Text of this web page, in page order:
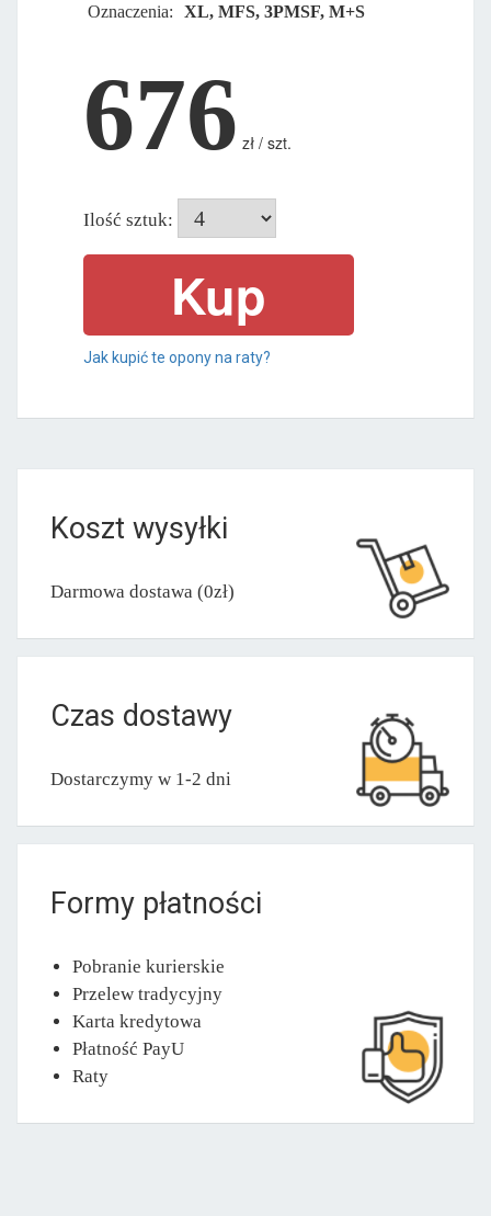
Oznaczenia:
XL, MFS, 3PMSF, M+S
676 zł / szt.
Ilość sztuk:
Jak kupić te opony na raty?
Koszt wysyłki
Darmowa dostawa (0zł)
Czas dostawy
Dostarczymy w 1-2 dni
Formy płatności
Pobranie kurierskie
Przelew tradycyjny
Karta kredytowa
Płatność PayU
Raty